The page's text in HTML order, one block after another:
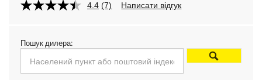
o
d
u
4.4 (7) Написати відгук
Пошук дилера: